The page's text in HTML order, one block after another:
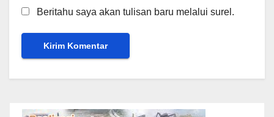
Beritahu saya akan tulisan baru melalui surel.